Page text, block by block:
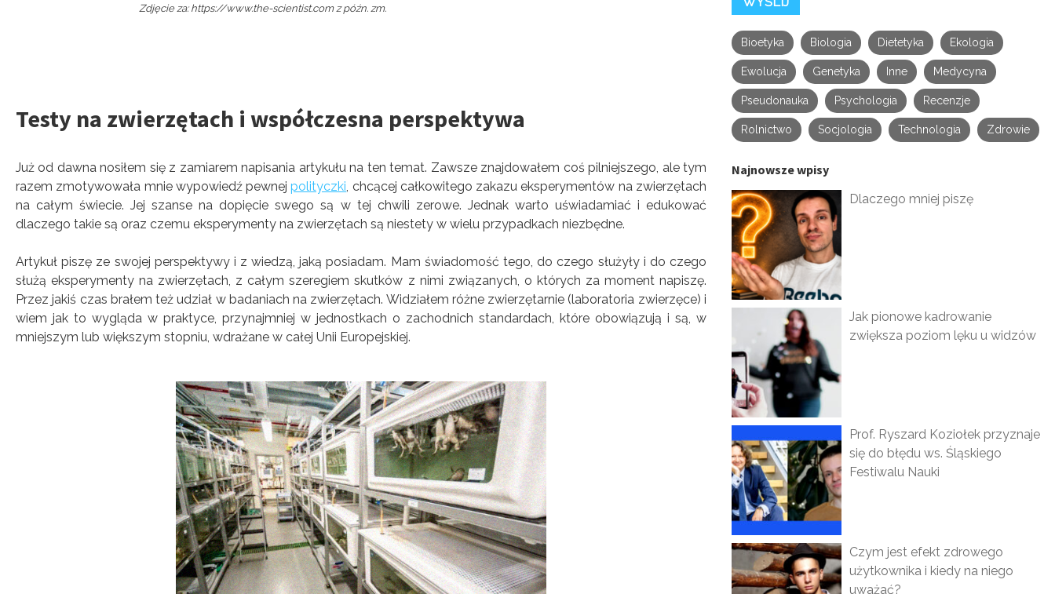
Zdjęcie za: https://www.the-scientist.com z późn. zm.
Testy na zwierzętach i współczesna perspektywa
Już od dawna nosiłem się z zamiarem napisania artykułu na ten temat. Zawsze znajdowałem coś pilniejszego, ale tym
razem zmotywowała mnie wypowiedź pewnejpolityczki , chcącej całkowitego zakazu eksperymentów na zwierzętach
na całym świecie. Jej szanse na dopięcie swego są w tej chwili zerowe. Jednak warto uświadamiać i edukować
dlaczego takie są oraz czemu eksperymenty na zwierzętach są niestety w wielu przypadkach niezbędne.
Artykuł piszę ze swojej perspektywy i z wiedzą, jaką posiadam. Mam świadomość tego, do czego służyły i do czego
służą eksperymenty na zwierzętach, z całym szeregiem skutków z nimi związanych, o których za moment napiszę.
Przez jakiś czas brałem też udział w badaniach na zwierzętach. Widziałem różne zwierzętarnie (laboratoria zwierzęce) i
wiem jak to wygląda w praktyce, przynajmniej w jednostkach o zachodnich standardach, które obowiązują i są, w
mniejszym lub większym stopniu, wdrażane w całej Unii Europejskiej.
Bioetyka Biologia Dietetyka Ekologia
Ewolucja Genetyka Inne Medycyna
Pseudonauka Psychologia Recenzje
Rolnictwo Socjologia Technologia Zdrowie
Najnowsze wpisy
Dlaczego mniej piszę
Jak pionowe kadrowanie
zwiększa poziom lęku u widzów
Prof. Ryszard Koziołek przyznaje
się do błędu ws. Śląskiego
Festiwalu Nauki
Czym jest efekt zdrowego
użytkownika i kiedy na niego
uważać?